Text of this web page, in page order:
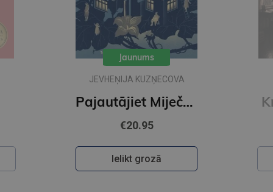
Jaunums
JEVHEŅIJA KUZŅECOVA
Pajautājiet Miječkai
€20.95
Ielikt grozā